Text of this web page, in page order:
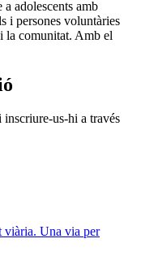
adolescents amb
i persones voluntàries
la comunitat. Amb el
us-hi a través
viària. Una via per